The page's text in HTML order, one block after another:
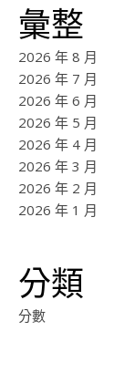
彙整
2026 年 8 月
2026 年 7 月
2026 年 6 月
2026 年 5 月
2026 年 4 月
2026 年 3 月
2026 年 2 月
2026 年 1 月
分類
分數